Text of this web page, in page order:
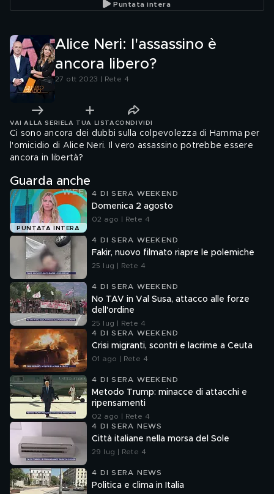
Puntata intera
Alice Neri: l'assassino è
ancora libero?
27 ott 2023 | Rete 4
VAI ALLA SERIE LA TUA LISTA CONDIVIDI
Ci sono ancora dei dubbi sulla colpevolezza di Hamma per
l'omicidio di Alice Neri. Il vero assassino potrebbe essere
ancora in libertà?
Guarda anche
PUNTATA INTERA
4 DI SERA WEEKEND
Domenica 2 agosto
02 ago | Rete 4
4 DI SERA WEEKEND
Fakir, nuovo filmato riapre le polemiche
25 lug | Rete 4
4 DI SERA WEEKEND
No TAV in Val Susa, attacco alle forze
dell'ordine
25 lug | Rete 4
4 DI SERA WEEKEND
Crisi migranti, scontri e lacrime a Ceuta
01 ago | Rete 4
4 DI SERA WEEKEND
Metodo Trump: minacce di attacchi e
ripensamenti
02 ago | Rete 4
4 DI SERA NEWS
Città italiane nella morsa del Sole
29 lug | Rete 4
4 DI SERA NEWS
Politica e clima in Italia